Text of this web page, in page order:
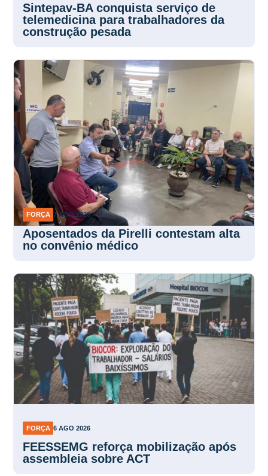
Sintepav-BA conquista serviço de
telemedicina para trabalhadores da
construção pesada
FORÇA 7 AGO 2026
Aposentados da Pirelli contestam alta
no convênio médico
FORÇA 6 AGO 2026
FEESSEMG reforça mobilização após
assembleia sobre ACT